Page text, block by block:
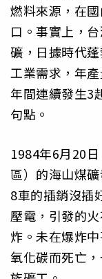
燃料來源，在
口。事實上，
礦，日據時代
工業需求，年
年間連續發生3
句點。
1984年6月20
區）的海山煤
8車的插銷沒插
壓電，引發的
炸。未在爆炸
氧化碳而死亡